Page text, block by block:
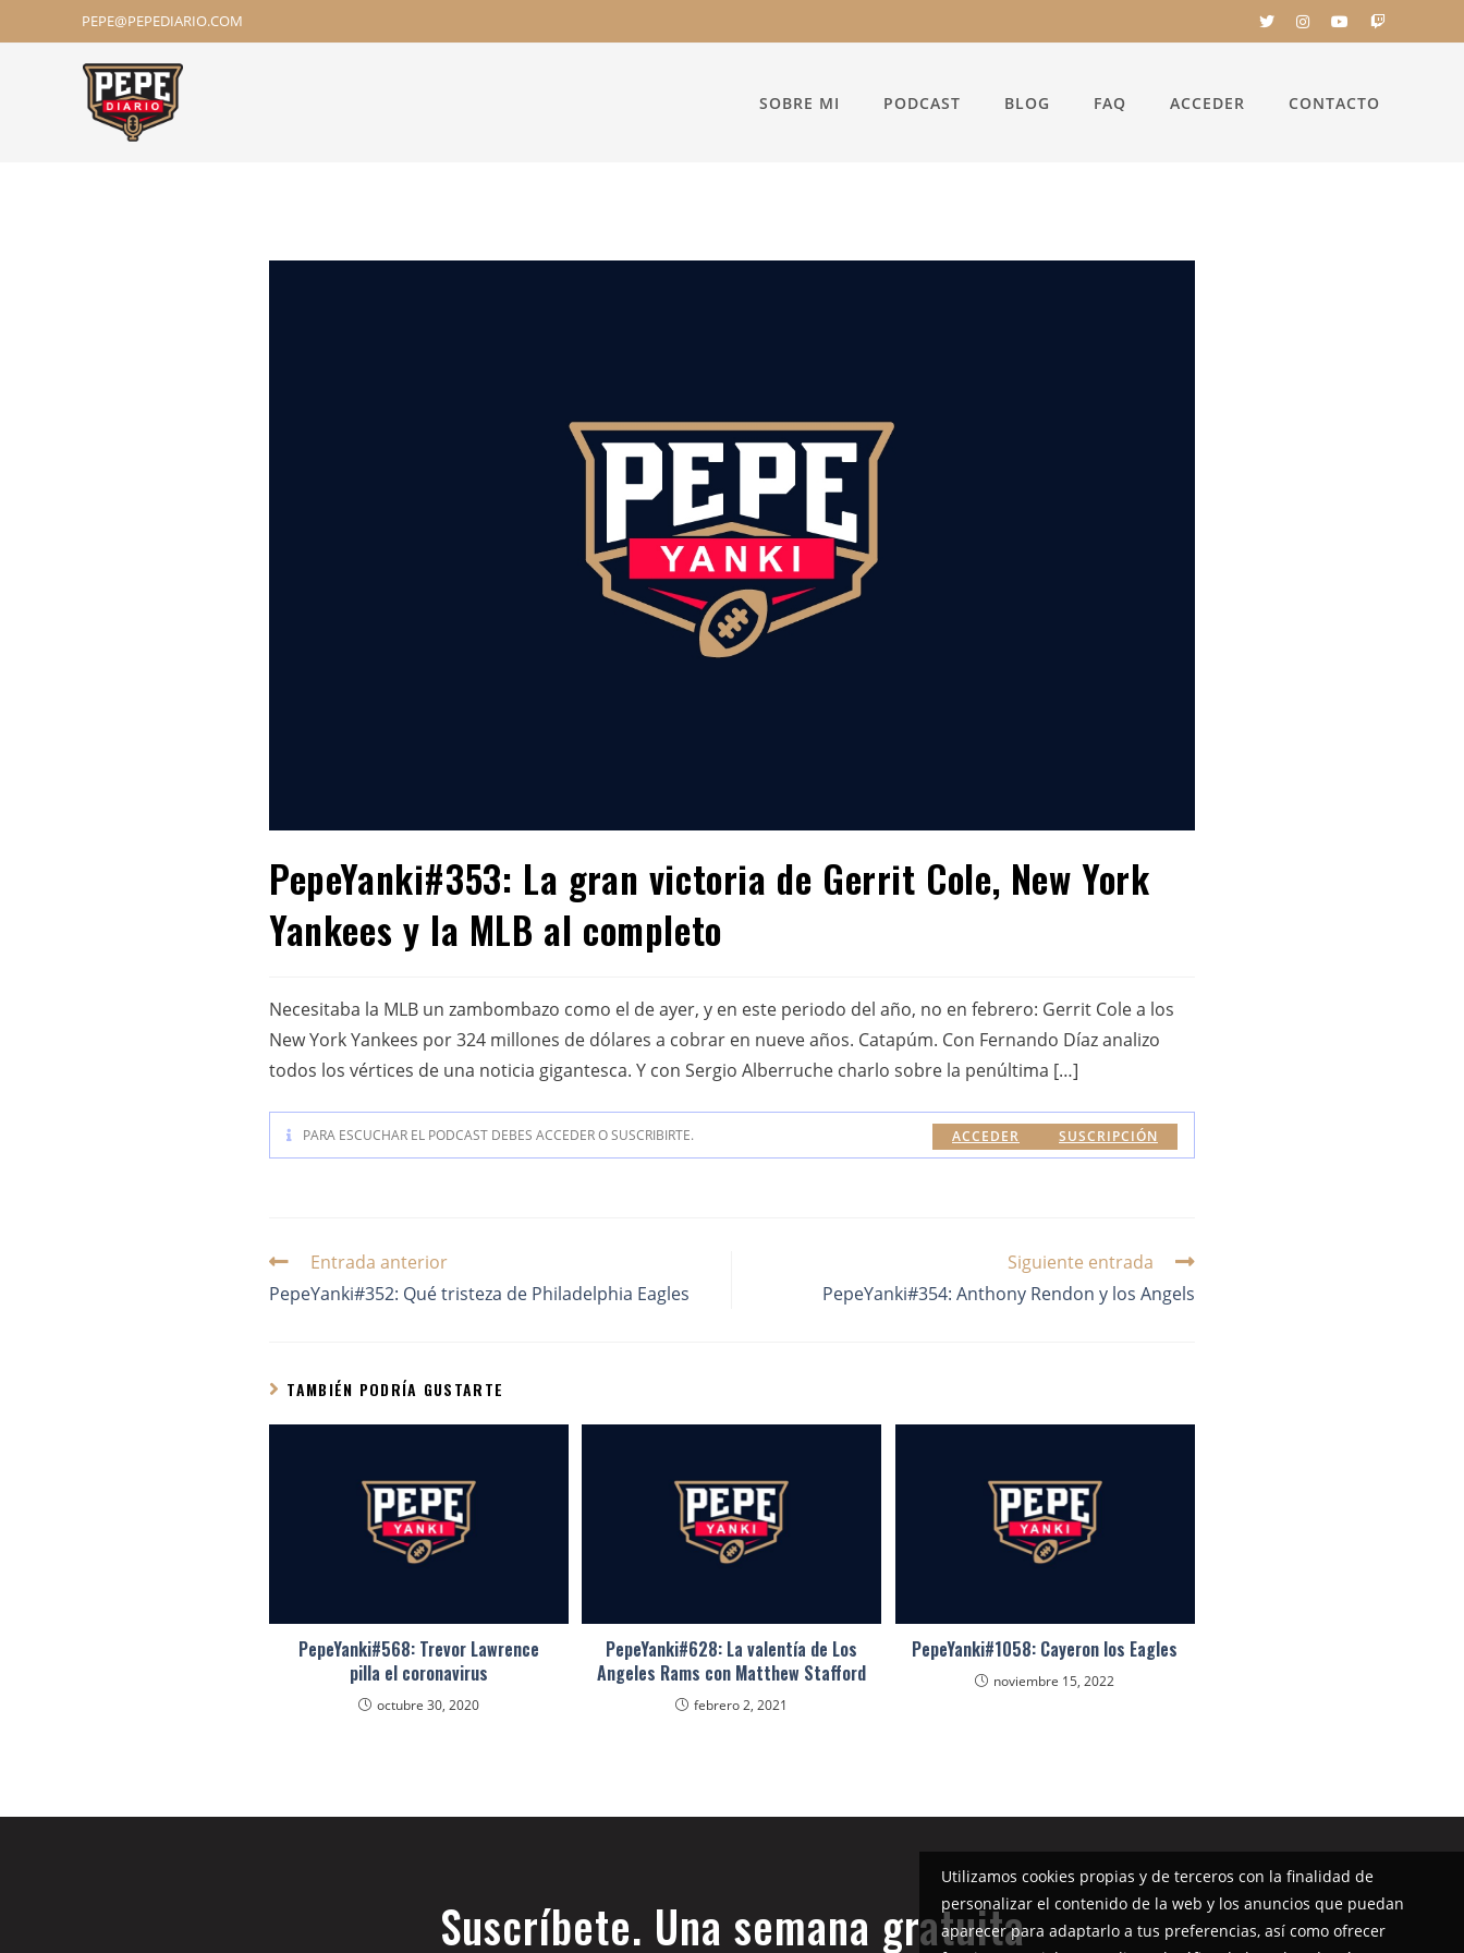
PEPE@PEPEDIARIO.COM
SOBRE MI PODCAST BLOG FAQ ACCEDER CONTACTO
PepeYanki#353: La gran victoria de Gerrit Cole, New York
Yankees y la MLB al completo
Necesitaba la MLB un zambombazo como el de ayer, y en este periodo del año, no en febrero: Gerrit Cole a los
New York Yankees por 324 millones de dólares a cobrar en nueve años. Catapúm. Con Fernando Díaz analizo
todos los vértices de una noticia gigantesca. Y con Sergio Alberruche charlo sobre la penúltima […]
PARA ESCUCHAR EL PODCAST DEBES ACCEDER O SUSCRIBIRTE. SUSCRIPCIÓN
ACCEDER
Entrada anterior
PepeYanki#352: Qué tristeza de Philadelphia Eagles
Siguiente entrada
PepeYanki#354: Anthony Rendon y los Angels
TAMBIÉN PODRÍA GUSTARTE
PepeYanki#568: Trevor Lawrence
pilla el coronavirus
octubre 30, 2020
PepeYanki#628: La valentía de Los
Angeles Rams con Matthew Stafford
febrero 2, 2021
PepeYanki#1058: Cayeron los Eagles
noviembre 15, 2022
Suscríbete. Una semana gratuita
Utilizamos cookies propias y de terceros con la finalidad de
personalizar el contenido de la web y los anuncios que puedan
aparecer para adaptarlo a tus preferencias, así como ofrecer